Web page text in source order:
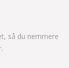
så du nemmere